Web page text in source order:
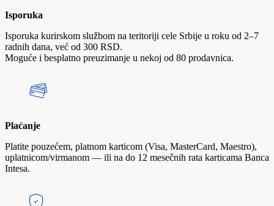
Isporuka
Isporuka kurirskom službom na teritoriji cele Srbije u roku od 2–7
radnih dana, već od 300 RSD.
Moguće i besplatno preuzimanje u nekoj od 80 prodavnica.
Plaćanje
Platite pouzećem, platnom karticom (Visa, MasterCard, Maestro),
uplatnicom/virmanom — ili na do 12 mesečnih rata karticama Banca
Intesa.